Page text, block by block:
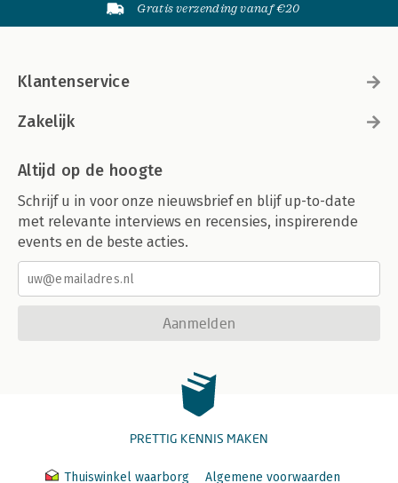
Gratis verzending vanaf €20
Klantenservice
Zakelijk
Altijd op de hoogte
Schrijf u in voor onze nieuwsbrief en blijf up-to-date
met relevante interviews en recensies, inspirerende
events en de beste acties.
Aanmelden
PRETTIG KENNIS MAKEN
Thuiswinkel waarborg Algemene voorwaarden